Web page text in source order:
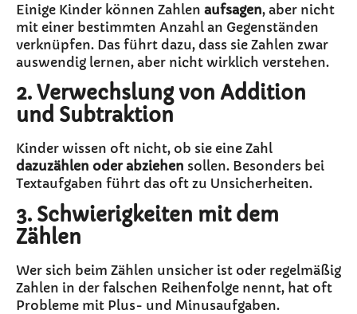
Einige Kinder können Zahlen aufsagen, aber nicht
mit einer bestimmten Anzahl an Gegenständen
verknüpfen. Das führt dazu, dass sie Zahlen zwar
auswendig lernen, aber nicht wirklich verstehen.
2. Verwechslung von Addition
und Subtraktion
Kinder wissen oft nicht, ob sie eine Zahl
dazuzählen oder abziehen sollen. Besonders bei
Textaufgaben führt das oft zu Unsicherheiten.
3. Schwierigkeiten mit dem
Zählen
Wer sich beim Zählen unsicher ist oder regelmäßig
Zahlen in der falschen Reihenfolge nennt, hat oft
Probleme mit Plus- und Minusaufgaben.